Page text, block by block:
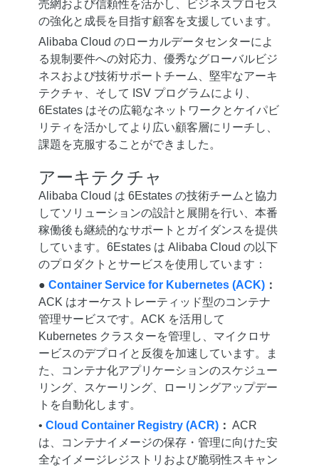
売網および信頼性を活かし、ビジネスプロセス
の強化と成長を目指す顧客を支援しています。
Alibaba Cloud のローカルデータセンターによ
る規制要件への対応力、優秀なグローバルビジ
ネスおよび技術サポートチーム、堅牢なアーキ
テクチャ、そして ISV プログラムにより、
6Estates はその広範なネットワークとケイパビ
リティを活かしてより広い顧客層にリーチし、
課題を克服することができました。
アーキテクチャ
Alibaba Cloud は 6Estates の技術チームと協力
してソリューションの設計と展開を行い、本番
稼働後も継続的なサポートとガイダンスを提供
しています。6Estates は Alibaba Cloud の以下
のプロダクトとサービスを使用しています：
● Container Service for Kubernetes (ACK)：
ACK はオーケストレーティッド型のコンテナ
管理サービスです。ACK を活用して
Kubernetes クラスターを管理し、マイクロサ
ービスのデプロイと反復を加速しています。ま
た、コンテナ化アプリケーションのスケジュー
リング、スケーリング、ローリングアップデー
トを自動化します。
• Cloud Container Registry (ACR)： ACR
は、コンテナイメージの保存・管理に向けた安
全なイメージレジストリおよび脆弱性スキャン